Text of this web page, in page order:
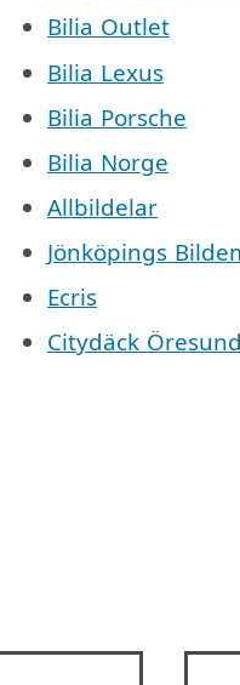
Bilia Outlet
Bilia Lexus
Bilia Porsche
Bilia Norge
Allbildelar
Jönköpings
Ecris
Citydäck Öresund